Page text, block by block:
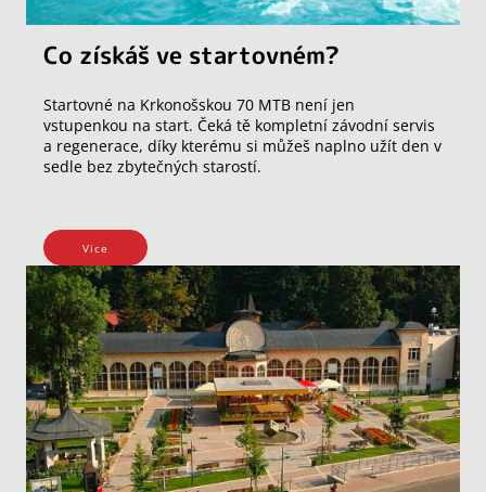
Co získáš ve startovném?
Startovné na Krkonošskou 70 MTB není jen
vstupenkou na start. Čeká tě kompletní závodní servis
a regenerace, díky kterému si můžeš naplno užít den v
sedle bez zbytečných starostí.
Vice